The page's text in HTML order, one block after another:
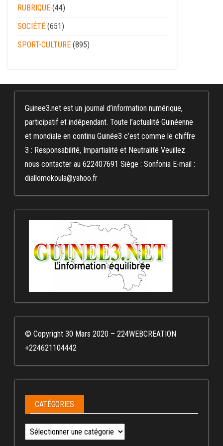
RUBRIQUE (44)
SOCIÉTÉ (651)
SPORT-CULTURE (895)
Guinee3.net est un journal d’information numérique,
participatif et indépendant. Toute l’actualité Guinéenne
et mondiale en continu Guinée3 c’est comme le chiffre
3 : Responsabilité, Impartialité et Neutralité Veuillez
nous contacter au 622407691 Siège : Sonfonia E-mail :
diallomokoula@yahoo.fr
© Copyright 30 Mars 2020 – 224WEBCREATION
+224621104442
CATÉGORIES
Catégories